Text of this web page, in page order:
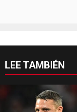
LEE TAMBIÉN